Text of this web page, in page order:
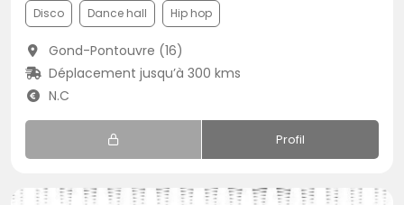
Disco Dance hall Hip hop
Gond-Pontouvre (16)
Déplacement jusqu’à 300 kms
N.C
Profil